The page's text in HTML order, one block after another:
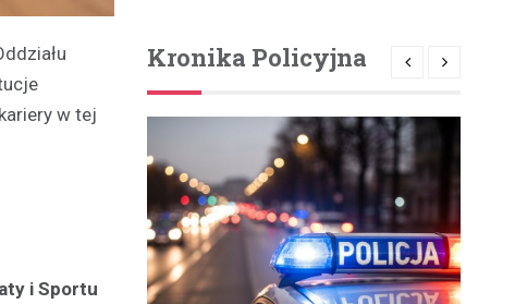
w tej
i Sportu
Kronika Policyjna